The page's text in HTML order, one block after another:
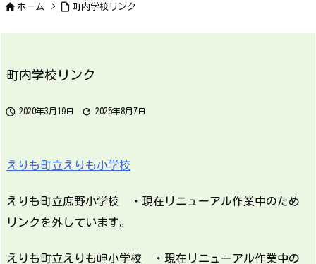
 ホーム >  町内学校リンク
町内学校リンク
 2020年3月19日  2025年8月7日
えりも町立えりも小学校
えりも町立庶野小学校 ・現在リニューアル作業中のため
リンクを外しています。
えりも町立えりも岬小学校 ・現在リニューアル作業中の